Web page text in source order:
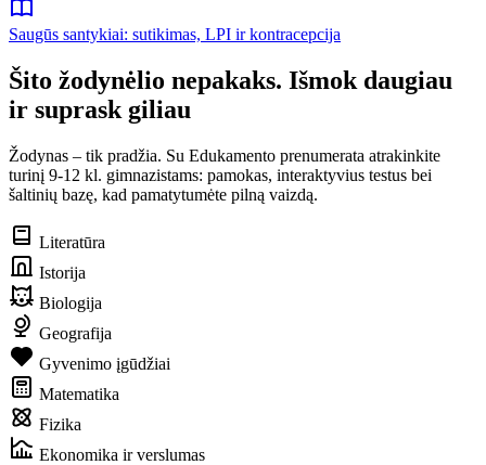
Saugūs santykiai: sutikimas, LPI ir kontracepcija
Šito žodynėlio nepakaks. Išmok daugiau
ir suprask giliau
Žodynas – tik pradžia. Su Edukamento prenumerata atrakinkite
turinį 9-12 kl. gimnazistams: pamokas, interaktyvius testus bei
šaltinių bazę, kad pamatytumėte pilną vaizdą.
Literatūra
Istorija
Biologija
Geografija
Gyvenimo įgūdžiai
Matematika
Fizika
Ekonomika ir verslumas